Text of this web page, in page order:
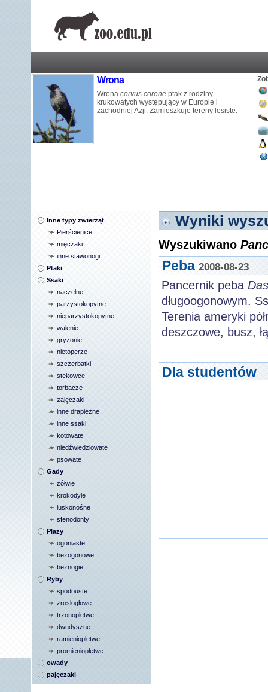
Wrona
Wrona corvus corone ptak z rodziny
krukowatych występujący w Europie i
zachodniej Azji. Zamieszkuje tereny lesiste.
Inne typy zwierząt
Pierścienice
mięczaki
inne stawonogi
Ptaki
Ssaki
naczelne
parzystokopytne
nieparzystokopytne
walenie
gryzonie
nietoperze
szczerbatki
stekowce
torbacze
zajęczaki
inne drapieżne
inne ssaki
kotowate
niedźwiedziowate
psowate
Gady
żółwie
krokodyle
łuskonośne
sfenodonty
Płazy
ogoniaste
bezogonowe
beznogie
Ryby
spodouste
zrosłogłowe
trzonopłetwe
dwudyszne
ramieniopłetwe
promieniopłetwe
owady
pajęczaki
Wyniki
Wyszukiwano
Peba 2008-08-23
Pancernik peba
długoogonowym.
Terenia ameryki
deszczowe, busz,
Dla studentów